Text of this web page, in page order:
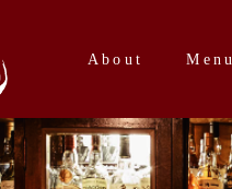
About Menu